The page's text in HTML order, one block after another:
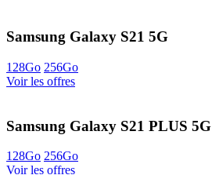
Samsung Galaxy S21 5G
128Go 256Go
Voir les offres
Samsung Galaxy S21 PLUS 5G
128Go 256Go
Voir les offres